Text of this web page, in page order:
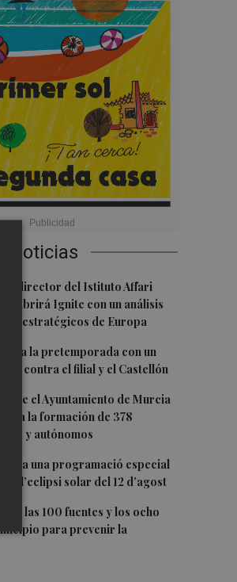
Noticias
director del Istituto Affari
abrirá Ignite con un análisis
de Europa
la pretemporada con un
contra el filial y el Castellón
entre el Ayuntamiento de Murcia
la formación de 378
y autónomos
una programació especial
l’eclipsi solar del 12 d’agost
las 100 fuentes y los ocho
para prevenir la